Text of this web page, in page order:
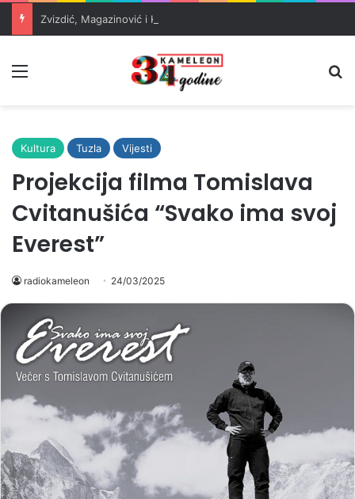
Kultura Tuzla Vijesti
Projekcija filma Tomislava
Cvitanušića “Svako ima svoj
Everest”
radiokameleon 24/03/2025